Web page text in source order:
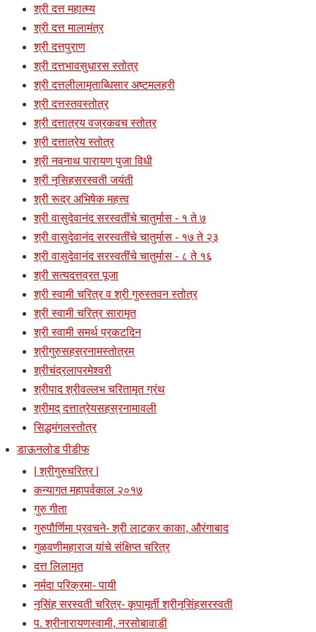
श्री दत्त महात्म्य
श्री दत्त मालामंत्र
श्री दत्तपुराण
श्री दत्तभावसुधारस स्तोत्र
श्री दत्तलीलामृताब्धिसार अष्टमलहरी
श्री दत्तस्तवस्तोत्र
श्री दत्तात्रय वज्रकवच स्तोत्र
श्री दत्तात्रेय स्तोत्र
श्री नवनाथ पारायण पुजा विधी
श्री नृसिहसरस्वती जयंती
श्री रूद्र अभिषेक महत्त्व
श्री वासुदेवानंद सरस्वतींचे चातुर्मास - १ ते ७
श्री वासुदेवानंद सरस्वतींचे चातुर्मास - १७ ते २३
श्री वासुदेवानंद सरस्वतींचे चातुर्मास - ८ ते १६
श्री सत्यदत्तव्रत पूजा
श्री स्वामी चरित्र व श्री गुरुस्तवन स्तोत्र
श्री स्वामी चरित्र सारामृत
श्री स्वामी समर्थ प्रकटदिन
श्रीगुरुसहस्रनामस्तोत्रम्
श्रीचंद्रलापरमेश्वरी
श्रीपाद श्रीवल्लभ चरितामृत ग्रंथ
श्रीमद् दत्तात्रेयसहस्रनामावली
सिद्धमंगलस्तोत्र
डाऊनलोड पीडीफ
| श्रीगुरुचरित्र |
कन्यागत महापर्वकाल २०१७
गुरु गीता
गुरुपौर्णिमा प्रवचने- श्री लाटकर काका, औरंगाबाद
गुळवणीमहाराज यांचे संक्षिप्त चरित्र
दत्त लिलामृत
नर्मदा परिक्रमा- पायी
नृसिंह सरस्वती चरित्र- कृपामूर्ती श्रीनृसिंहसरस्वती
प. श्रीनारायणस्वामी, नरसोबावाडी